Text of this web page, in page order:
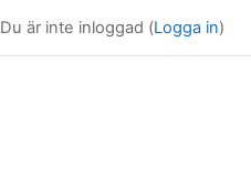
Du är inte inloggad (Logga in)